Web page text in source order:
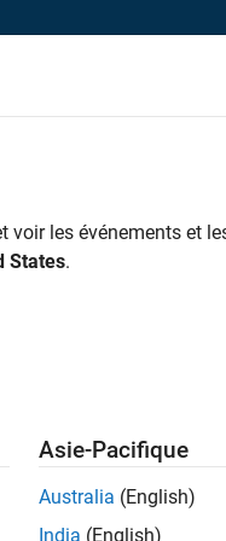
Opérations
à vos
. Si malgré tout
pour vous tenir au
par lieu pour
voir les événements et
States.
Asie-Pacifique
Australia (English)
India (English)